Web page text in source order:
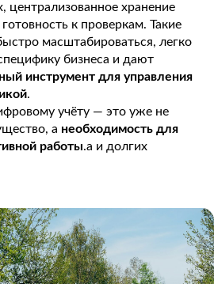
централизованное хранение
к проверкам. Такие
масштабироваться, легко
бизнеса и дают
инструмент для управления
.
учёту — это уже не
а необходимость для
работы.а и долгих